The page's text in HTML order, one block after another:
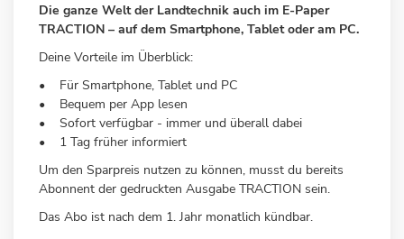
springen
Die ganze Welt der Landtechnik auch im E-Paper
TRACTION – auf dem Smartphone, Tablet oder am PC.
Deine Vorteile im Überblick:
• Für Smartphone, Tablet und PC
• Bequem per App lesen
• Sofort verfügbar - immer und überall dabei
• 1 Tag früher informiert
Um den Sparpreis nutzen zu können, musst du bereits
Abonnent der gedruckten Ausgabe TRACTION sein.
Das Abo ist nach dem 1. Jahr monatlich kündbar.